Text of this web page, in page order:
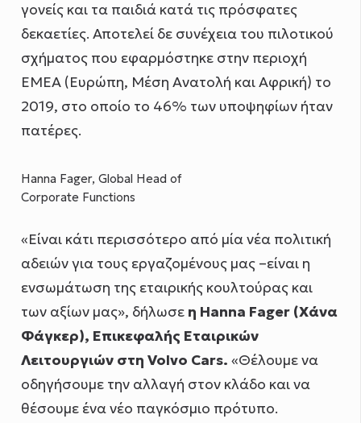
γονείς και τα παιδιά κατά τις πρόσφατες
δεκαετίες. Αποτελεί δε συνέχεια του πιλοτικού
σχήματος που εφαρμόστηκε στην περιοχή
ΕΜΕΑ (Ευρώπη, Μέση Ανατολή και Αφρική) το
2019, στο οποίο το 46% των υποψηφίων ήταν
πατέρες.
Hanna Fager, Global Head of
Corporate Functions
«Είναι κάτι περισσότερο από μία νέα πολιτική
αδειών για τους εργαζομένους μας –είναι η
ενσωμάτωση της εταιρικής κουλτούρας και
των αξίων μας», δήλωσε η Hanna Fager (Χάνα
Φάγκερ), Επικεφαλής Εταιρικών
Λειτουργιών στηVolvo Cars.«Θέλουμε να
οδηγήσουμε την αλλαγή στον κλάδο και να
θέσουμε ένα νέο παγκόσμιο πρότυπο.